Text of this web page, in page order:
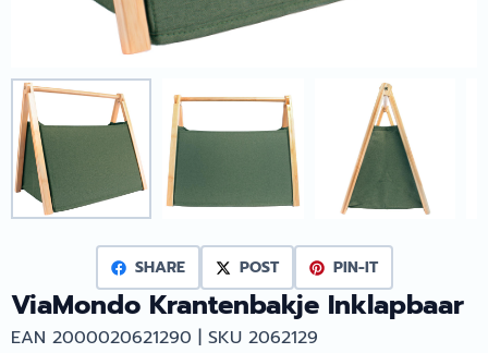
SHARE POST PIN-IT
ViaMondo Krantenbakje Inklapbaar
EAN 2000020621290 | SKU 2062129